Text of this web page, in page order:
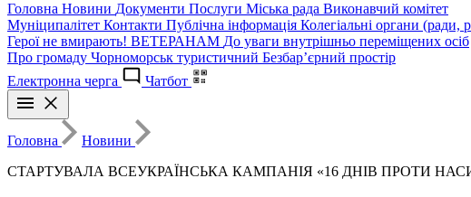
Головна Новини Документи Послуги Міська рада Виконавчий комітет
Муніципалітет Контакти Публічна інформація Колегіальні органи (ради,
Герої не вмирають! ВЕТЕРАНАМ До уваги внутрішньо переміщених осіб
Про громаду Чорноморськ туристичний Безбар’єрний простір
Електронна черга
Чатбот
Головна
Новини
СТАРТУВАЛА ВСЕУКРАЇНСЬКА КАМПАНІЯ «16 ДНІВ ПРОТИ